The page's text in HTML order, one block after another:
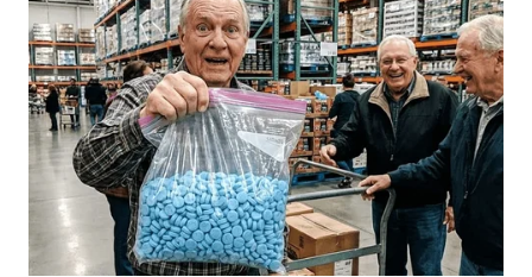
WN
LAMPUNG
WN
JATENG
NUSANTARA